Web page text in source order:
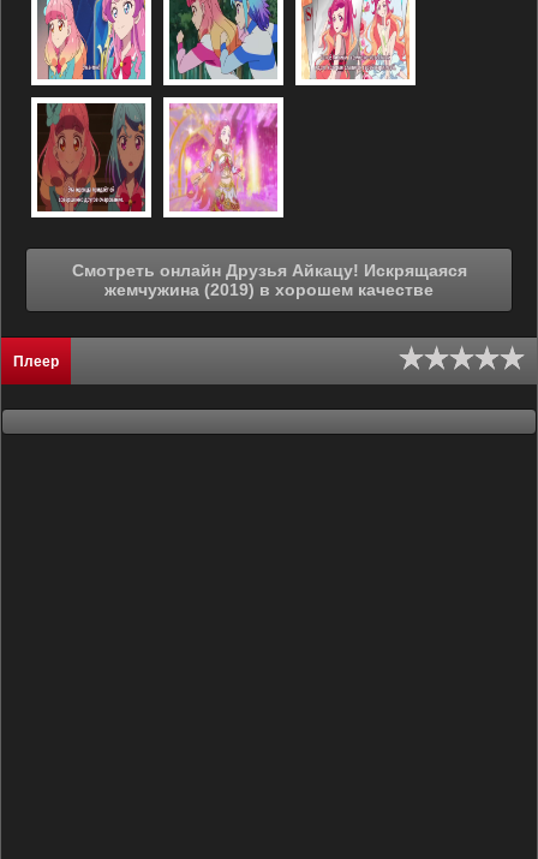
Смотреть онлайн Друзья Айкацу! Искрящаяся
жемчужина (2019) в хорошем качестве
Плеер